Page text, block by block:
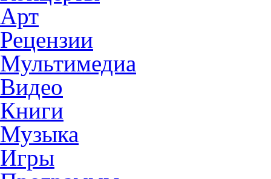
Арт
Рецензии
Мультимедиа
Видео
Книги
Музыка
Игры